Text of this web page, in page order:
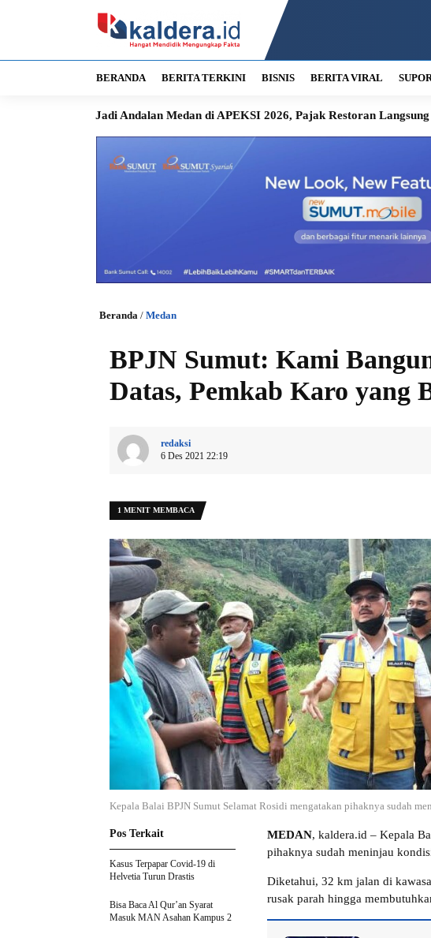
BERANDA BERITA TERKINI BISNIS BERITA VIRAL
Jadi Andalan Medan di APEKSI 2026, Pajak Restoran Langsung Masuk Kas
Beranda / Medan
BPJN Sumut: Kami
Datas, Pemkab Karo yang
redaksi
6 Des 2021 22:19
1 MENIT MEMBACA
Kepala Balai BPJN Sumut Selamat Rosidi mengatakan pihaknya sudah
MEDAN, kaldera.id – Kepala
pihaknya sudah meninjau
Diketahui, 32 km jalan di
rusak parah hingga
Pos Terkait
Kasus Terpapar Covid-19 di
Helvetia Turun Drastis
Bisa Baca Al Qur’an Syarat
Masuk MAN Asahan Kampus 2